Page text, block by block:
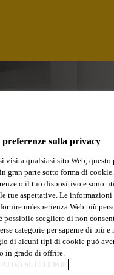
sulla privacy
visita qualsiasi sito Web,
gran parte sotto forma di
o il tuo dispositivo e sono
tue aspettative. Le
un'esperienza Web più
possibile scegliere di non
categorie per saperne di più
di alcuni tipi di cookie può
in grado di offrire.
SUI COOKIE